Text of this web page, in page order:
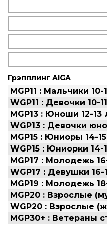
Грэпплинг AIGA
MGP11 : Мальчики
WGP11 : Девочки 10-
MGP13 : Юноши 12-
WGP13 : Девочки
MGP15 : Юниоры 14-
WGP15 : Юниорки
MGP17 : Молодежь
WGP17 : Девушки
MGP19 : Молодежь
MGP20 : Взрослые
WGP20 : Взрослые
MGP30+ : Ветераны